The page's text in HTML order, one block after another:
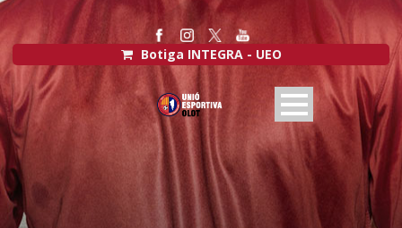
Botiga INTEGRA - UEO